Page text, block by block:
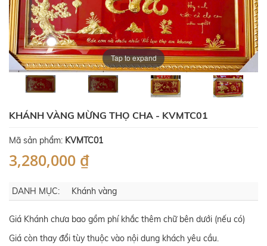
Tap to expand
KHÁNH VÀNG MỪNG THỌ CHA - KVMTC01
Mã sản phẩm: KVMTC01
3,280,000 ₫
DANH MỤC: Khánh vàng
Giá Khánh chưa bao gồm phí khắc thêm chữ bên dưới (nếu có)
Giá còn thay đổi tùy thuộc vào nội dung khách yêu cầu.